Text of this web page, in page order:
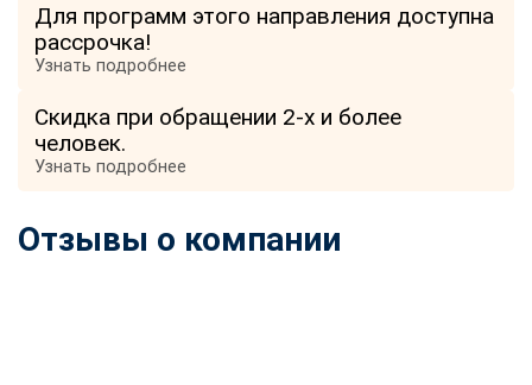
Для программ этого направления доступна
рассрочка!
Узнать подробнее
Скидка при обращении 2-х и более
человек.
Узнать подробнее
Отзывы о компании